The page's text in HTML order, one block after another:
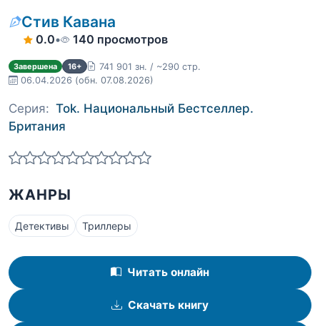
Стив Кавана
0.0• 140 просмотров
Завершена 16+
741 901 зн. / ~290 стр.
06.04.2026 (обн. 07.08.2026)
Серия: Tok. Национальный Бестселлер.
Британия
ЖАНРЫ
Детективы Триллеры
Читать онлайн
Скачать книгу